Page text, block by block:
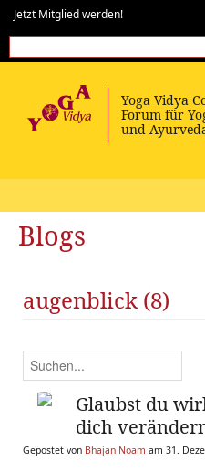
Jetzt Mitglied werden!
Blogs
augenblick (8)
Glaubst du
dich
Gepostet von Bhajan Noam am 31.